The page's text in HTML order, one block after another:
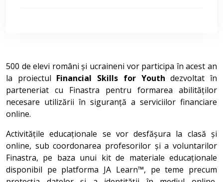
500 de elevi români și ucraineni vor participa în acest an
la proiectul Financial Skills for Youth dezvoltat în
parteneriat cu Finastra pentru formarea abilităților
necesare utilizării în siguranță a serviciilor financiare
online.
Activitățile educaționale se vor desfășura la clasă și
online, sub coordonarea profesorilor și a voluntarilor
Finastra, pe baza unui kit de materiale educaționale
disponibil pe platforma JA Learn™, pe teme precum